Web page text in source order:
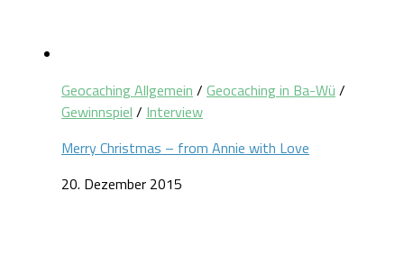
Geocaching Allgemein / Geocaching in Ba-Wü /
Gewinnspiel / Interview
Merry Christmas – from Annie with Love
20. Dezember 2015